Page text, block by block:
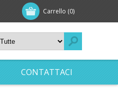
Carrello (0)
CONTATTACI